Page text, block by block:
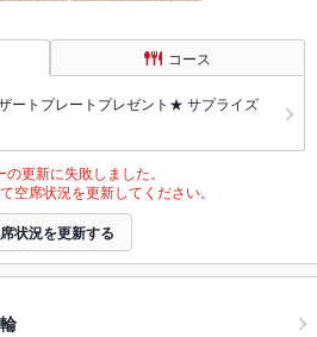
コース
ートプレートプレゼント★ サプライズ
の更新に失敗しました。
空席状況を更新してください。
状況を更新する